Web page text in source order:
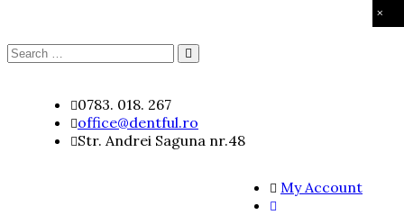
×
Search
content
0783. 018. 267
office@dentful.ro
Str. Andrei Saguna nr.48
My Account